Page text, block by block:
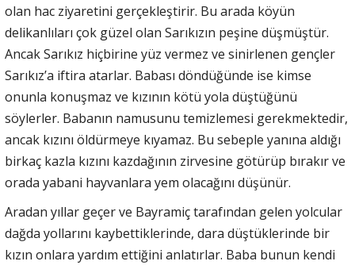
olan hac ziyaretini gerçekleştirir. Bu arada köyün
delikanlıları çok güzel olan Sarıkızın peşine düşmüştür.
Ancak Sarıkız hiçbirine yüz vermez ve sinirlenen gençler
Sarıkız’a iftira atarlar. Babası döndüğünde ise kimse
onunla konuşmaz ve kızının kötü yola düştüğünü
söylerler. Babanın namusunu temizlemesi gerekmektedir,
ancak kızını öldürmeye kıyamaz. Bu sebeple yanına aldığı
birkaç kazla kızını kazdağının zirvesine götürüp bırakır ve
orada yabani hayvanlara yem olacağını düşünür.
Aradan yıllar geçer ve Bayramiç tarafından gelen yolcular
dağda yollarını kaybettiklerinde, dara düştüklerinde bir
kızın onlara yardım ettiğini anlatırlar. Baba bunun kendi